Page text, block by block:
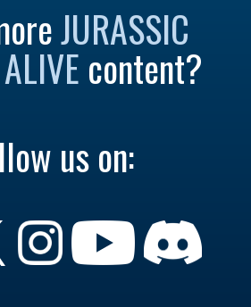
JURASSIC
content?
us on: